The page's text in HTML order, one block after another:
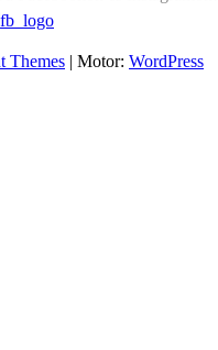
Themes | Motor: WordPress